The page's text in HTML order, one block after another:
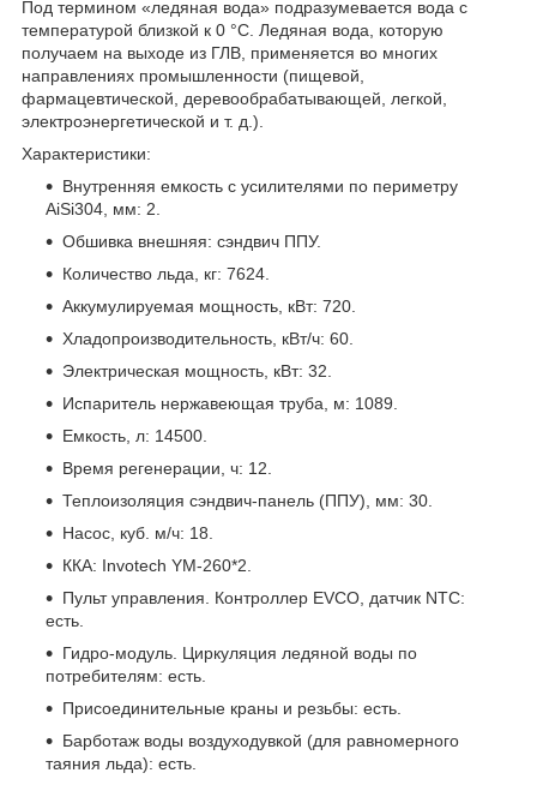
Под термином «ледяная вода» подразумевается вода с
температурой близкой к 0 °C. Ледяная вода, которую
получаем на выходе из ГЛВ, применяется во многих
направлениях промышленности (пищевой,
фармацевтической, деревообрабатывающей, легкой,
электроэнергетической и т. д.).
Характеристики:
Внутренняя емкость с усилителями по периметру
AiSi304, мм: 2.
Обшивка внешняя: сэндвич ППУ.
Количество льда, кг: 7624.
Аккумулируемая мощность, кВт: 720.
Хладопроизводительность, кВт/ч: 60.
Электрическая мощность, кВт: 32.
Испаритель нержавеющая труба, м: 1089.
Емкость, л: 14500.
Время регенерации, ч: 12.
Теплоизоляция сэндвич-панель (ППУ), мм: 30.
Насос, куб. м/ч: 18.
ККА: Invotech YM-260*2.
Пульт управления. Контроллер EVCO, датчик NTC:
есть.
Гидро-модуль. Циркуляция ледяной воды по
потребителям: есть.
Присоединительные краны и резьбы: есть.
Барботаж воды воздуходувкой (для равномерного
таяния льда): есть.